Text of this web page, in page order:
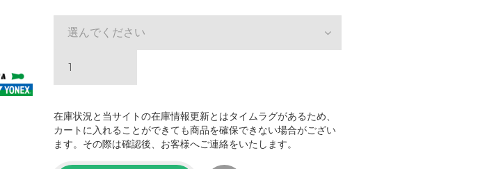
選んでください
在庫状況と当サイトの在庫情報更新とはタイムラグがあるため、
カートに入れることができても商品を確保できない場合がござい
ます。その際は確認後、お客様へご連絡をいたします。